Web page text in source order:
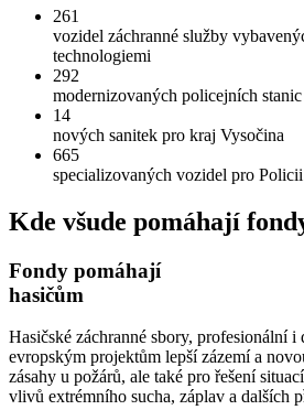
261
vozidel záchranné služby
technologiemi
292
modernizovaných policejních stanic
14
nových sanitek pro kraj Vysočina
665
specializovaných vozidel pro
Kde všude pomáhají
Fondy pomáhají
hasičům
Hasičské záchranné sbory, profesionální
evropským projektům lepší zázemí a
zásahy u požárů, ale také pro řešení
vlivů extrémního sucha, záplav a dalších